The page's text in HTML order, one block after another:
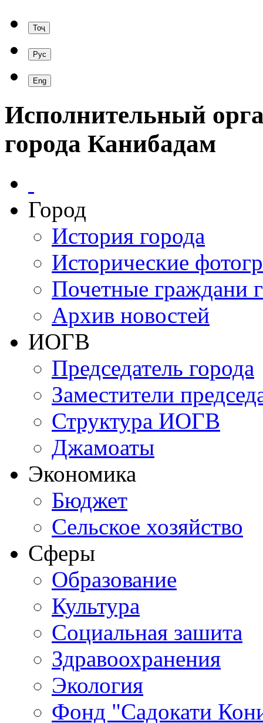
Исполнительный
города Канибадам
Город
История города
Исторические
Почетные граждани
Архив новостей
ИОГВ
Председатель города
Заместители
Структура ИОГВ
Джамоаты
Экономика
Бюджет
Сельское хозяйство
Сферы
Обрaзование
Культура
Социальная зашита
Здравоохранения
Экология
Фонд "Садокати